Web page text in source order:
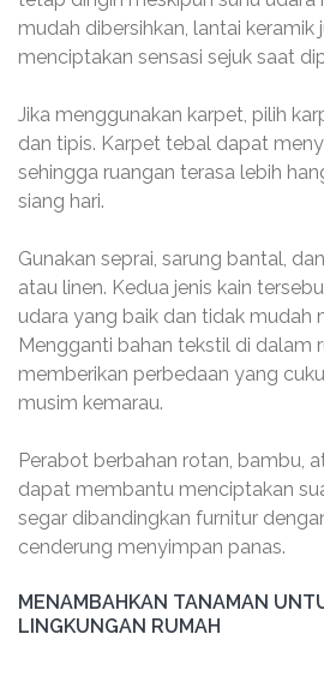
mudah dibersihkan, lantai
menciptakan sensasi sejuk saat
Jika menggunakan karpet, pilih
dan tipis. Karpet tebal dapat
sehingga ruangan terasa lebih
siang hari.
Gunakan seprai, sarung bantal,
atau linen. Kedua jenis kain
udara yang baik dan tidak mudah
Mengganti bahan tekstil di dalam
memberikan perbedaan yang
musim kemarau.
Perabot berbahan rotan, bambu,
dapat membantu menciptakan
segar dibandingkan furnitur
cenderung menyimpan panas.
MENAMBAHKAN TANAMAN
LINGKUNGAN RUMAH